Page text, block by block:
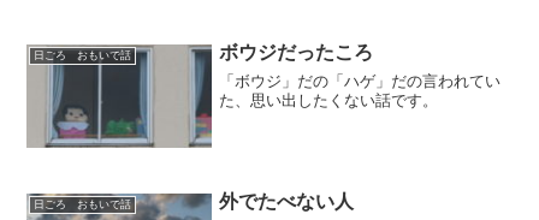
日ごろ おもいで話 ボウジだったころ
「ボウジ」だの「ハゲ」だの言われてい
た、思い出したくない話です。
日ごろ おもいで話 外でたべない人